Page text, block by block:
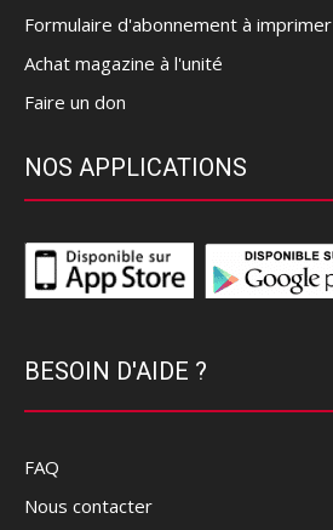
Formulaire d'abonnement à imprimer
Achat magazine à l'unité
Faire un don
NOS APPLICATIONS
BESOIN D'AIDE ?
FAQ
Nous contacter